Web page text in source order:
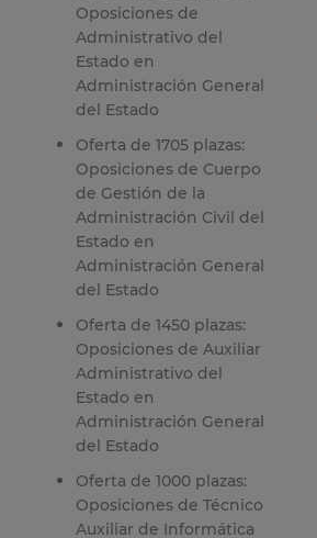
Oposiciones de
Administrativo del
Estado en
Administración General
del Estado
Oferta de 1705 plazas:
Oposiciones de Cuerpo
de Gestión de la
Administración Civil del
Estado en
Administración General
del Estado
Oferta de 1450 plazas:
Oposiciones de Auxiliar
Administrativo del
Estado en
Administración General
del Estado
Oferta de 1000 plazas:
Oposiciones de Técnico
Auxiliar de Informática